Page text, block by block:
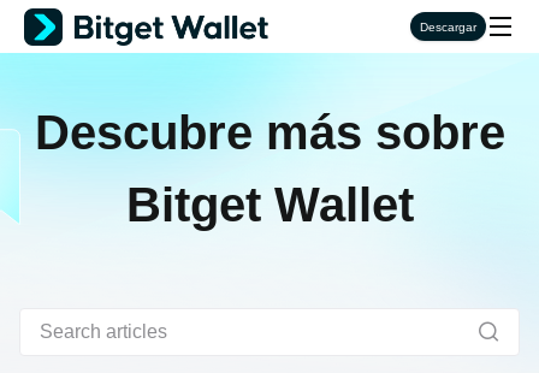
Descargar
Descubre más sobre
Bitget Wallet